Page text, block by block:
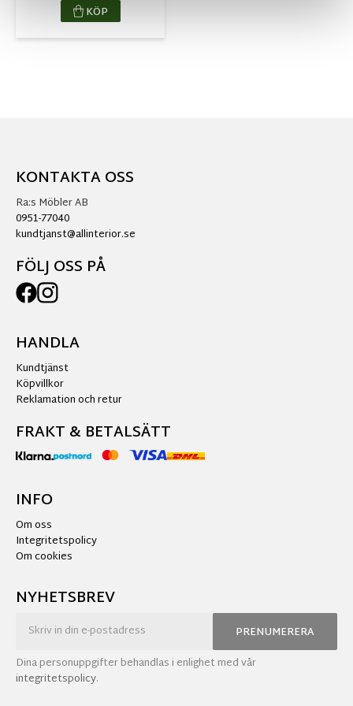
KÖP
KONTAKTA OSS
Ra:s Möbler AB
0951-77040
kundtjanst@allinterior.se
FÖLJ OSS PÅ
HANDLA
Kundtjänst
Köpvillkor
Reklamation och retur
FRAKT & BETALSÄTT
INFO
Om oss
Integritetspolicy
Om cookies
NYHETSBREV
PRENUMERERA
Dina personuppgifter behandlas i enlighet med vår
integritetspolicy.